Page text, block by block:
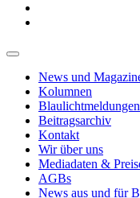
News und
Kolumnen
Blaulichtmeldungen
Beitragsarchiv
Kontakt
Wir über uns
Mediadaten &
AGBs
News aus und für